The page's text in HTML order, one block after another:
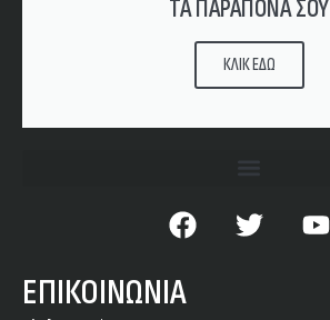
ΤΑ ΠΑΡΑΠΟΝΑ ΣΟΥ
ΚΛΙΚ ΕΔΩ
ΕΠΙΚΟΙΝΩΝΙΑ